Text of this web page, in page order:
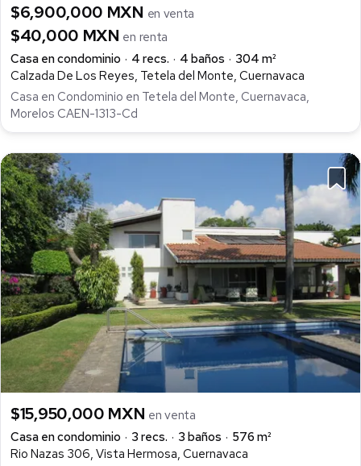
$6,900,000 MXN en venta
$40,000 MXN en renta
Casa en condominio
4 recs. 4 baños
304 m²
Calzada De Los Reyes, Tetela del Monte, Cuernavaca
Casa en Condominio en Tetela del Monte, Cuernavaca,
Morelos CAEN-1313-Cd
$15,950,000 MXN en venta
Casa en condominio
3 recs. 3 baños
576 m²
Rio Nazas 306, Vista Hermosa, Cuernavaca